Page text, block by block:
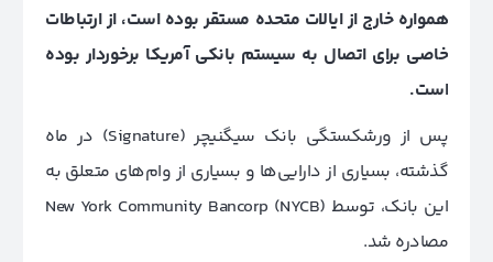
همواره خارج از ایالات متحده مستقر بوده است، از ارتباطات
خاصی برای اتصال به سیستم بانکی آمریکا برخوردار بوده
است.
پس از ورشکستگی بانک سیگنیچر (Signature) در ماه
گذشته، بسیاری از دارایی‌ها و بسیاری از وام‌های متعلق به
این بانک، توسط New York Community Bancorp (NYCB)
مصادره شد.